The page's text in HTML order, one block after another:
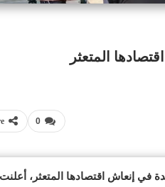
المتعثر
0
في إنعاش اقتصادها المتعثر،